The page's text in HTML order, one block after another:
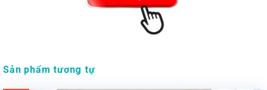
Sản phẩm tương tự